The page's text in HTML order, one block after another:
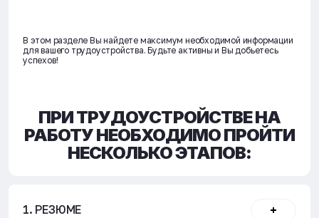
В этом разделе Вы найдете максимум необходимой информации
для вашего трудоустройства. Будьте активны и Вы добьетесь
успехов!
ПРИ ТРУДОУСТРОЙСТВЕ НА
РАБОТУ НЕОБХОДИМО ПРОЙТИ
НЕСКОЛЬКО ЭТАПОВ:
1. РЕЗЮМЕ